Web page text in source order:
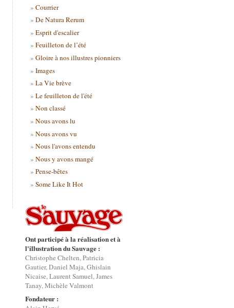
Courrier
De Natura Rerum
Esprit d'escalier
Feuilleton de l’été
Gloire à nos illustres pionniers
Images
La Vie brève
Le feuilleton de l'été
Non classé
Nous avons lu
Nous avons vu
Nous l'avons entendu
Nous y avons mangé
Pense-bêtes
Some Like It Hot
Ont participé à la réalisation et à
l'illustration du Sauvage :
Christophe Chelten, Patricia
Gautier, Daniel Maja, Ghislain
Nicaise, Laurent Samuel, James
Tanay, Michèle Valmont
Fondateur :